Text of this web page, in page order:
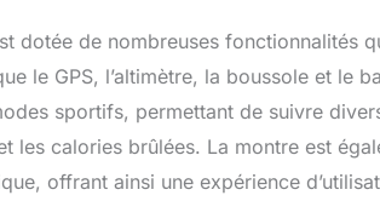
Longue】La
garantir des
charger
longue
aussi souvent.
【Assistant
dotée de nombreuses fonctionnalités
le GPS, l’altimètre, la boussole et le
sportifs, permettant de suivre
les calories brûlées. La montre est
offrant ainsi une expérience